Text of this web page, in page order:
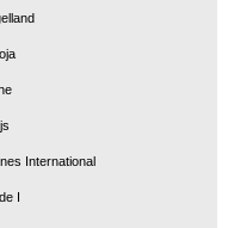
International
I